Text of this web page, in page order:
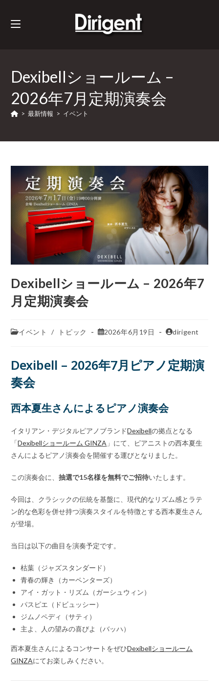
Dexibellショールーム –
2026年7月定期演奏会
> 最新情報 > イベント
Dexibellショールーム – 2026年7
月定期演奏会
イベント / トピック 2026年6月19日 dirigent
Dexibell – 2026年7月ピアノ定期演
奏会
西本夏生さんによるピアノ演奏会
イタリアン・デジタルピアノブランドDexibellの拠点となる
「Dexibellショールーム GINZA 」にて、ピアニストの西本夏生
さんによるピアノ演奏会を開催する運びとなりました。
この演奏会に、抽選で15名様を無料でご招待いたします。
今回は、クラシックの伝統を基盤に、現代的なリズム感とラテ
ン的な色彩を併せ持つ演奏スタイルを特徴とする西本夏生さん
が登場。
当日は以下の曲目を演奏予定です。
枯葉（ジャズスタンダード）
青春の輝き（カーペンターズ）
アイ・ガット・リズム（ガーシュウィン）
パスピエ（ドビュッシー）
ジムノペディ（サティ）
主よ、人の望みの喜びよ（バッハ）
西本夏生さんによるコンサートをぜひDexibellショールーム
GINZAにてお楽しみください。